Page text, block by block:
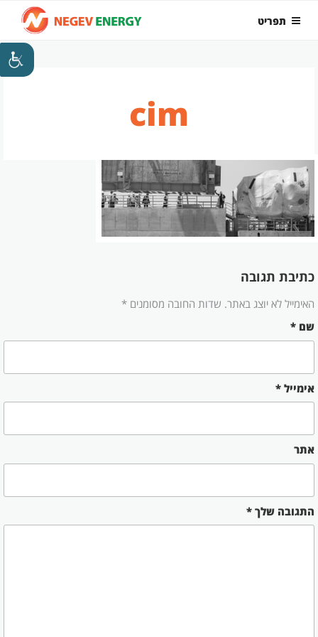
לתוכן
תפריט
cim
כתיבת תגובה
האימייל לא יוצג באתר. שדות החובה מסומנים *
שם *
אימייל *
אתר
התגובה שלך *